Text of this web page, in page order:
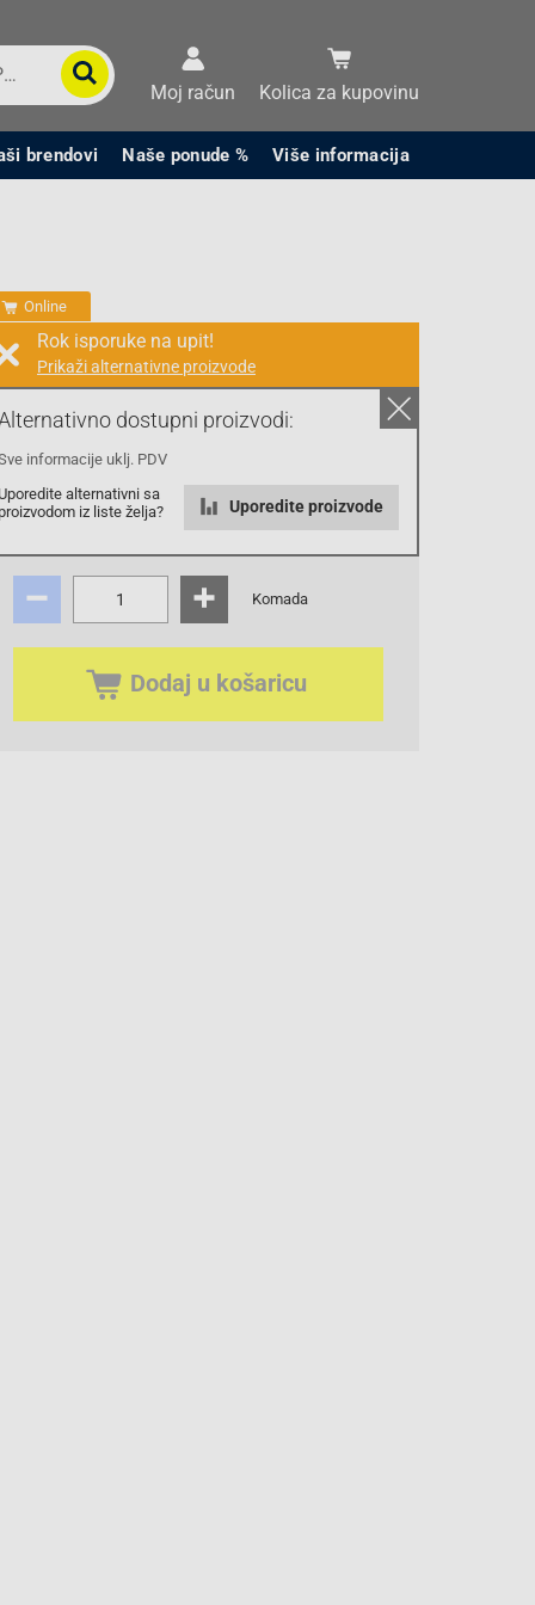
Moj račun Kolica za kupovinu
brendovi Naše ponude % Više informacija
Online
dostupni proizvodi:
informacije uklj. PDV
Uporedite alternativni sa
proizvodom iz liste želja?
Uporedite proizvode
Rok isporuke na upit!
Prikaži alternativne proizvode
Prodaja i slanje od: Architektengruppe S71 d.o.o.
Cijena na upit
0.00 KM
Komada
Dodaj u košaricu